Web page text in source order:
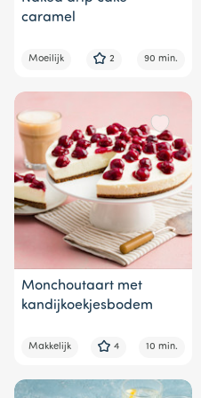
caramel
Moeilijk 2 90 min.
Monchoutaart met
kandijkoekjesbodem
Makkelijk 4 10 min.